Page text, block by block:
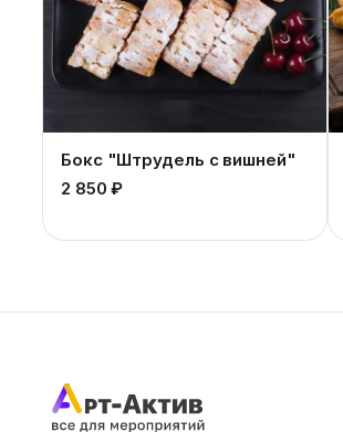
Бокс "Штрудель с вишней"
2 850 ₽